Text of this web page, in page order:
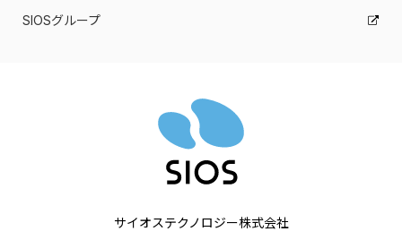
SIOSグループ
サイオステクノロジー株式会社